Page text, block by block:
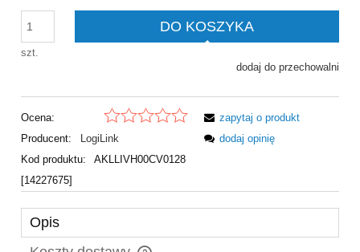
szt.
DO KOSZYKA
dodaj do przechowalni
Ocena:
Producent:
LogiLink
Kod produktu:
AKLLIVH00CV0128
[14227675]
zapytaj o produkt
dodaj opinię
Opis